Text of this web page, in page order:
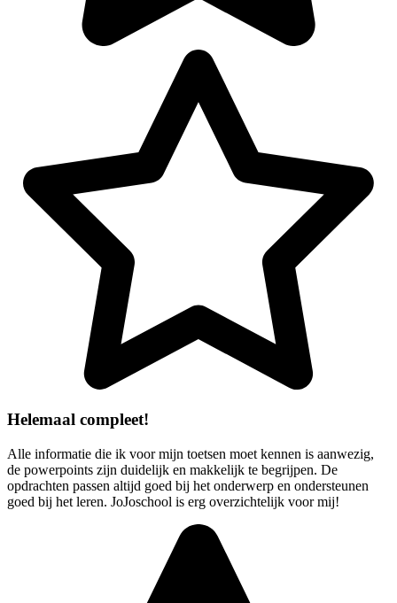
Helemaal compleet!
Alle informatie die ik voor mijn toetsen moet kennen is aanwezig,
de powerpoints zijn duidelijk en makkelijk te begrijpen. De
opdrachten passen altijd goed bij het onderwerp en ondersteunen
goed bij het leren. JoJoschool is erg overzichtelijk voor mij!